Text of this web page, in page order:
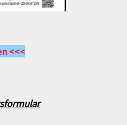
<<<